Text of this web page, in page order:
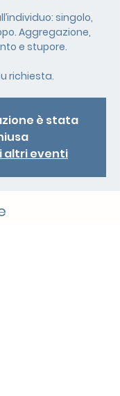
singolo,
Aggregazione,
e stupore.
richiesta.
è stata
altri eventi